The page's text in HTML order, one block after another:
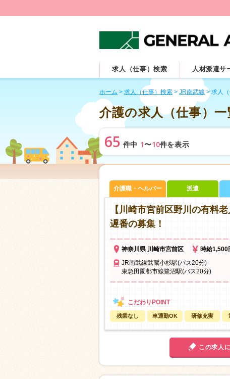
求人（仕事）検索 人材派遣サ
ホーム > 求人（仕事）検索 > JR南武線 > 求人
介護の求人（仕事）一
65 件中 1〜10件を表示
介護職・ヘルパー 派遣
【川崎市宮前区野川の有料
遅番の募集！
神奈川県 川崎市宮前区 時給1,500
JR南武線武蔵小杉駅(バス20分)
東急田園都市線鷺沼駅(バス20分)
残業なし 車通勤OK 研修充実
この求人